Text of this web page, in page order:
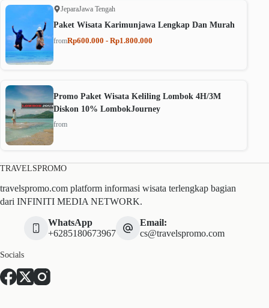
JeparaJawa Tengah
Paket Wisata Karimunjawa Lengkap Dan Murah
fromRp600.000 - Rp1.800.000
Promo Paket Wisata Keliling Lombok 4H/3M
Diskon 10% LombokJourney
from
TRAVELSPROMO
travelspromo.com platform informasi wisata terlengkap bagian
dari INFINITI MEDIA NETWORK.
WhatsApp
+6285180673967
Email:
cs@travelspromo.com
Socials